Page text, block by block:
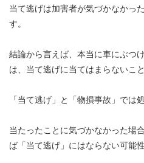
当て逃げは加害者が気づかなかっ
す。
結論から言えば、本当に車にぶつ
は、当て逃げに当てはまらないこ
「当て逃げ」と「物損事故」では
当たったことに気づかなかった場
ば「当て逃げ」にはならない可能